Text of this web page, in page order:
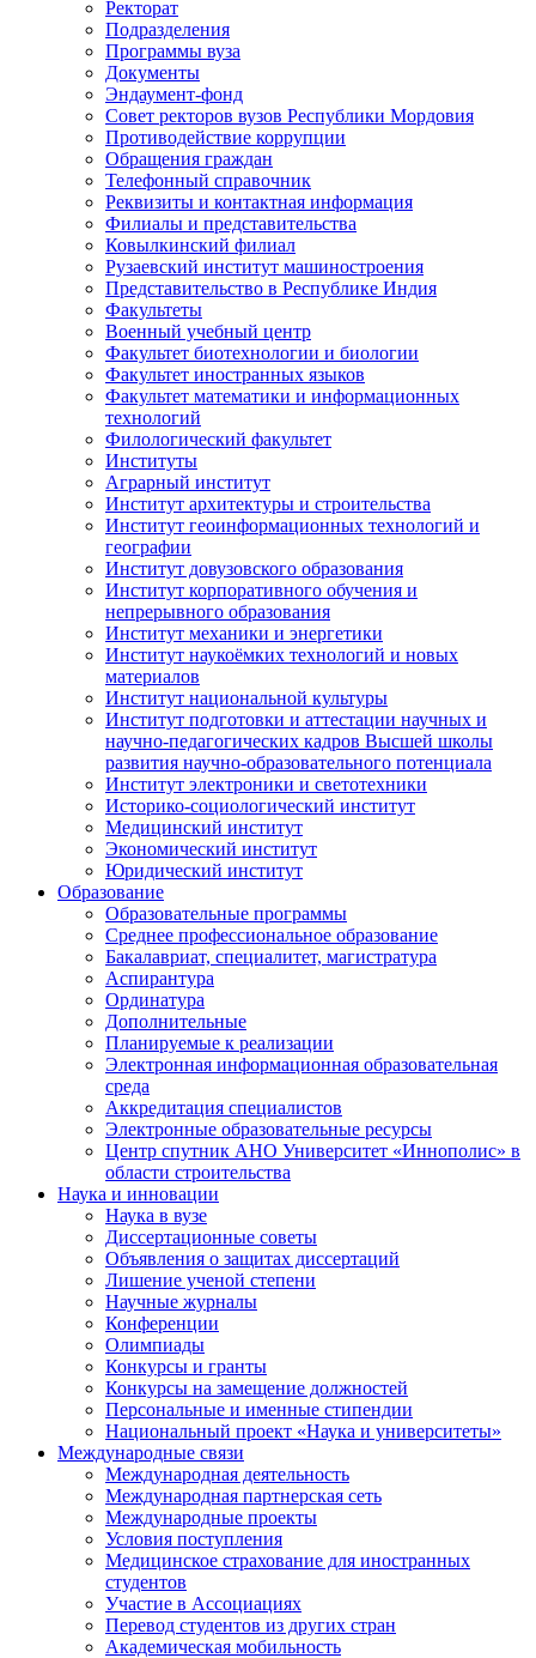
Ректорат
Подразделения
Программы вуза
Документы
Эндаумент-фонд
Совет ректоров вузов Республики Мордовия
Противодействие коррупции
Обращения граждан
Телефонный справочник
Реквизиты и контактная информация
Филиалы и представительства
Ковылкинский филиал
Рузаевский институт машиностроения
Представительство в Республике Индия
Факультеты
Военный учебный центр
Факультет биотехнологии и биологии
Факультет иностранных языков
Факультет математики и информационных
технологий
Филологический факультет
Институты
Аграрный институт
Институт архитектуры и строительства
Институт геоинформационных технологий и
географии
Институт довузовского образования
Институт корпоративного обучения и
непрерывного образования
Институт механики и энергетики
Институт наукоёмких технологий и новых
материалов
Институт национальной культуры
Институт подготовки и аттестации научных и
научно-педагогических кадров Высшей школы
развития научно-образовательного потенциала
Институт электроники и светотехники
Историко-социологический институт
Медицинский институт
Экономический институт
Юридический институт
Образование
Образовательные программы
Среднее профессиональное образование
Бакалавриат, специалитет, магистратура
Аспирантура
Ординатура
Дополнительные
Планируемые к реализации
Электронная информационная образовательная
среда
Аккредитация специалистов
Электронные образовательные ресурсы
Центр спутник АНО Университет «Иннополис» в
области строительства
Наука и инновации
Наука в вузе
Диссертационные советы
Объявления о защитах диссертаций
Лишение ученой степени
Научные журналы
Конференции
Олимпиады
Конкурсы и гранты
Конкурсы на замещение должностей
Персональные и именные стипендии
Национальный проект «Наука и университеты»
Международные связи
Международная деятельность
Международная партнерская сеть
Международные проекты
Условия поступления
Медицинское страхование для иностранных
студентов
Участие в Ассоциациях
Перевод студентов из других стран
Академическая мобильность